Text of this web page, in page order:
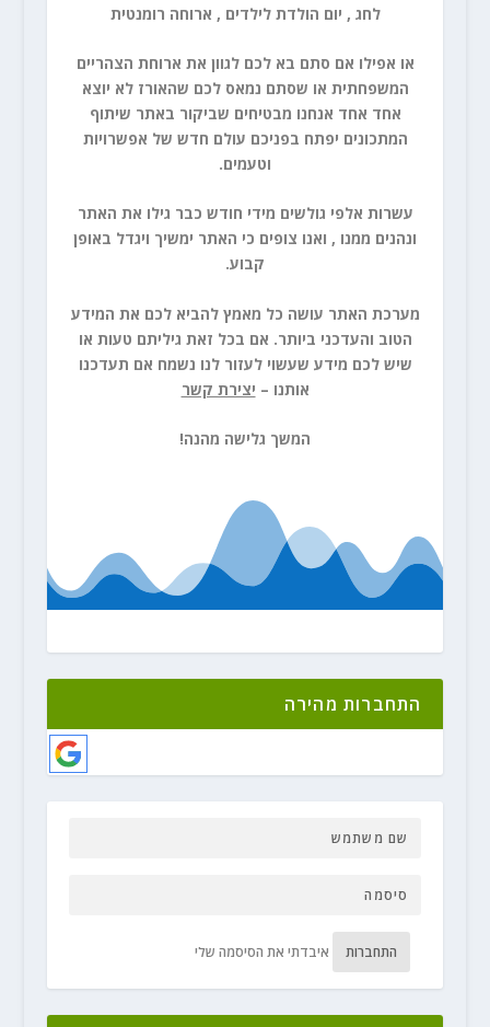
לחג , יום הולדת לילדים , ארוחה רומנטית
או אפילו אם סתם בא לכם לגוון את ארוחת הצהריים
המשפחתית או שסתם נמאס לכם שהאורז לא יוצא
אחד אחד אנחנו מבטיחים שביקור באתר שיתוף
המתכונים יפתח בפניכם עולם חדש של אפשרויות
וטעמים.
עשרות אלפי גולשים מידי חודש כבר גילו את האתר
ונהנים ממנו , ואנו צופים כי האתר ימשיך ויגדל באופן
קבוע.
מערכת האתר עושה כל מאמץ להביא לכם את המידע
הטוב והעדכני ביותר. אם בכל זאת גיליתם טעות או
שיש לכם מידע שעשוי לעזור לנו נשמח אם תעדכנו
אותנו – יצירת קשר
המשך גלישה מהנה!
התחברות מהירה
התחברות איבדתי את הסיסמה שלי